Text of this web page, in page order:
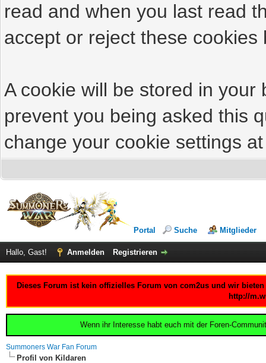
read and when you last read
accept or reject these cookies
A cookie will be stored in
prevent you being asked this
change your cookie settings
Portal Suche Mitglieder
Hallo, Gast! Anmelden Registrieren
Dieses Forum ist kein offizielles Forum von com2us und wir
http://
Wenn ihr Interesse habt euch mit der Foren-
Summoners War Fan Forum
Profil von Kildaren